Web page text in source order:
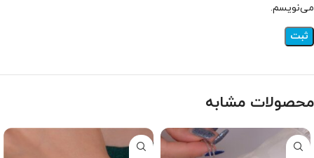
می‌نویسم.
محصولات مشابه